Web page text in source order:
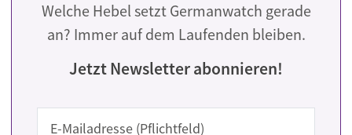
Welche Hebel setzt Germanwatch gerade
an? Immer auf dem Laufenden bleiben.
Jetzt Newsletter abonnieren!